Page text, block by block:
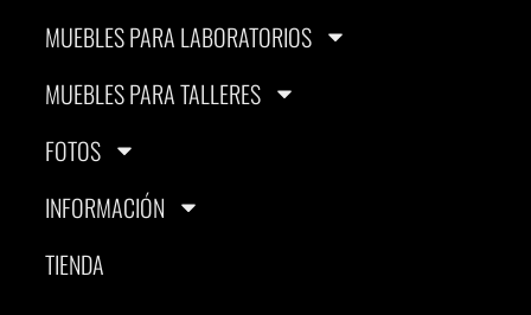
MUEBLES PARA LABORATORIOS
MUEBLES PARA TALLERES
FOTOS
INFORMACIÓN
TIENDA